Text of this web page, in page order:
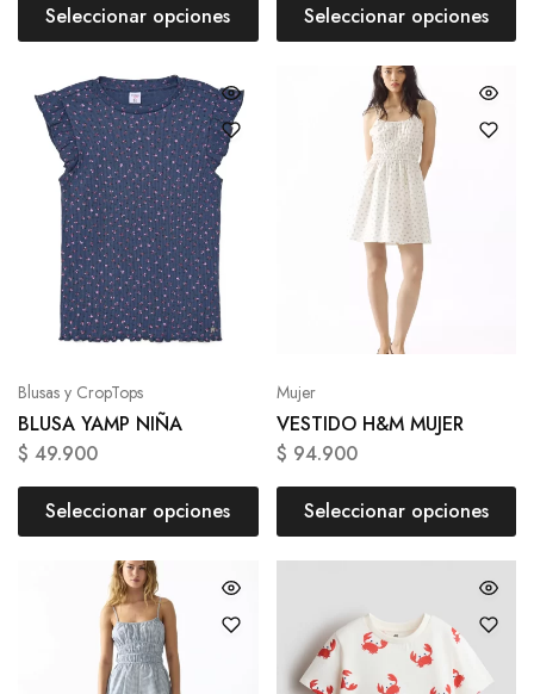
Seleccionar opciones Seleccionar opciones
Blusas y CropTops
BLUSA YAMP NIÑA
$ 49.900
Seleccionar opciones
Mujer
VESTIDO H&M MUJER
$ 94.900
Seleccionar opciones